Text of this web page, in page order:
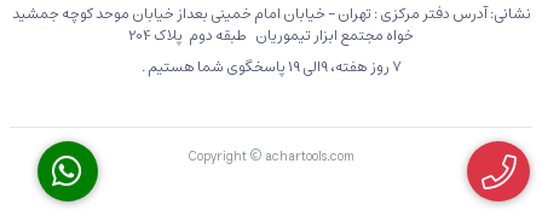
نشانی: آدرس دفتر مرکزی : تهران - خیابان امام خمینی بعداز خیابان موحد کوچه جمشید
خواه مجتمع ابزار تیموریان طبقه دوم پلاک 204
۷ روز هفته، 9الی 19 پاسخگوی شما هستیم .
Copyright © achartools.com